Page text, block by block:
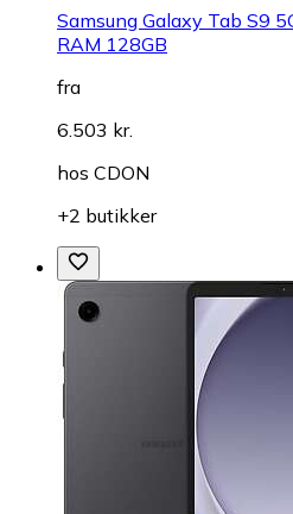
Samsung Galaxy Tab S9
RAM 128GB
fra
6.503 kr.
hos CDON
+2 butikker